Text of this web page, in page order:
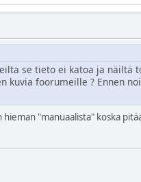
se tieto ei katoa ja näiltä
kuvia foorumeille ? Ennen
"manuaalista" koska